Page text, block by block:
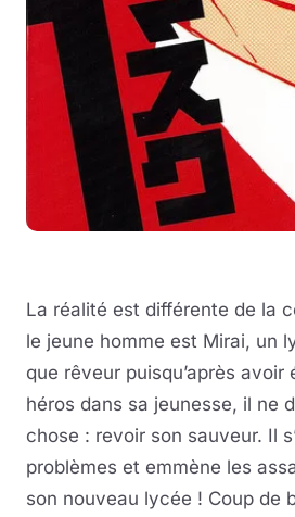
La réalité est différente de la
le jeune homme est Mirai, un
que rêveur puisqu’après avoir
héros dans sa jeunesse, il ne
chose : revoir son sauveur. Il
problèmes et emmène les
son nouveau lycée ! Coup de